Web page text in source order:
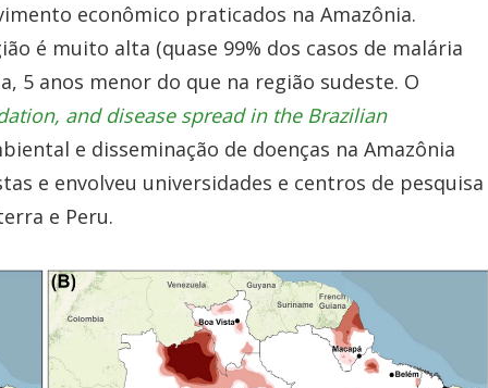
econômico praticados na Amazônia.
é muito alta (quase 99% dos casos de malária
5 anos menor do que na região sudeste. O
and disease spread in the Brazilian
e disseminação de doenças na Amazônia
e envolveu universidades e centros de pesquisa
e Peru.